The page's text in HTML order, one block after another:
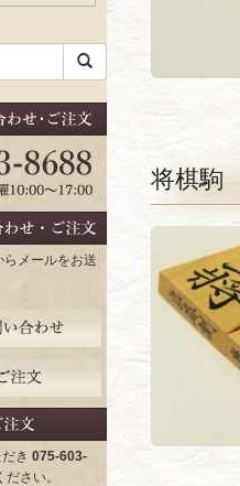
将棋駒
メールをお送
き 075-603-
さい。